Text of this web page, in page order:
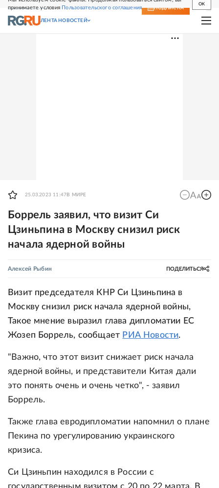
принимаете условия Пользовательского соглашения
OK
СВЕЖИЙ НОМЕР ПОДПИСКА
ЛЕНТА НОВОСТЕЙ
25.03.2023 11:47 В МИРЕ
Боррель заявил, что визит Си
Цзиньпина в Москву снизил риск
начала ядерной войны
Алексей Рыбин ПОДЕЛИТЬСЯ
Визит председателя КНР Си Цзиньпина в
Москву снизил риск начала ядерной войны,
Такое мнение выразил глава дипломатии ЕС
Жозеп Боррель, сообщает РИА Новости.
"Важно, что этот визит снижает риск начала
ядерной войны, и представители Китая дали
это понять очень и очень четко", - заявил
Боррель.
Также глава евродипломатии напомнил о плане
Пекина по урегулированию украинского
кризиса.
Си Цзиньпин находился в России с